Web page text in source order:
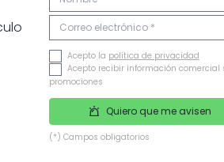
Acepto la política de privacidad
Acepto recibir información comercial
promociones
Quiero que me avisen
(*) Campos obligatorios